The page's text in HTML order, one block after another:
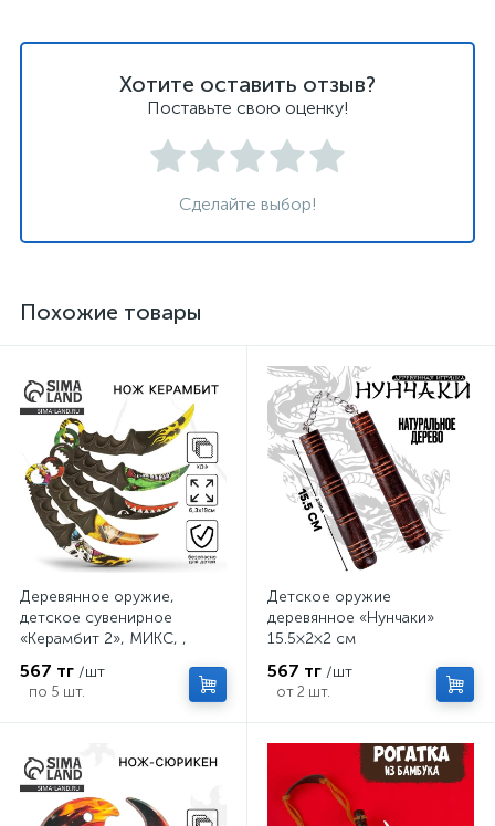
Хотите оставить отзыв?
Поставьте свою оценку!
Сделайте выбор!
Похожие товары
Деревянное оружие,
детское сувенирное
«Керамбит 2», МИКС, ,
567 тг /шт
по 5 шт.
Детское оружие
деревянное «Нунчаки»
15.5×2×2 см
567 тг /шт
от 2 шт.